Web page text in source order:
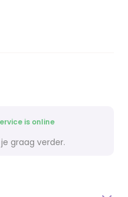
is online
graag verder.